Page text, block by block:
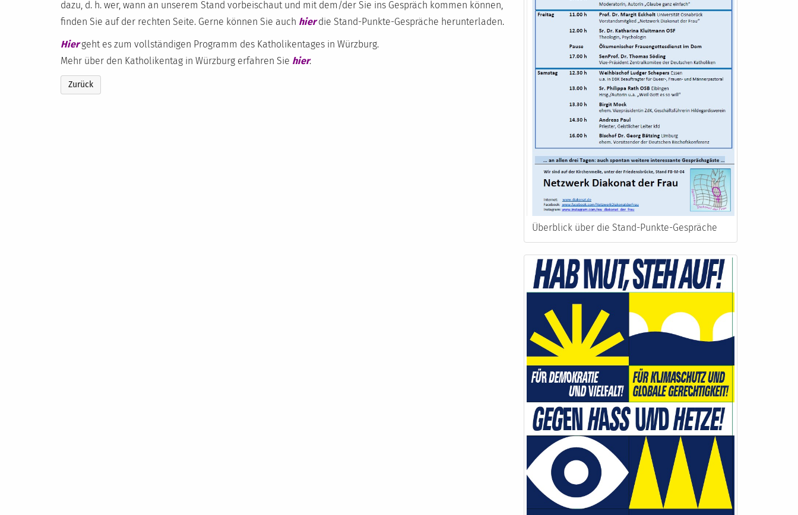
dazu, d. h. wer, wann an unserem Stand vorbeischaut und mit dem/der Sie ins Gespräch kommen können,
finden Sie auf der rechten Seite. Gerne können Sie auch hierdie Stand-Punkte-Gespräche herunterladen.
Hiergeht es zum vollständigen Programm des Katholikentages in Würzburg.
Mehr über den Katholikentag in Würzburg erfahren Sie hier.
Zurück
Überblick über die Stand-Punkte-Gespräche